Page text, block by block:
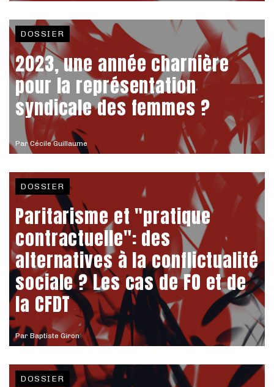
ParCécile Guillaume
DOSSIER
2023, une année charnière
pour la représentation
syndicale des femmes ?
Par Baptiste Giron
DOSSIER
Paritarisme et "pratique
contractuelle": des
alternatives à la conflictualité
sociale ? Les cas de FO et de
la CFDT
DOSSIER